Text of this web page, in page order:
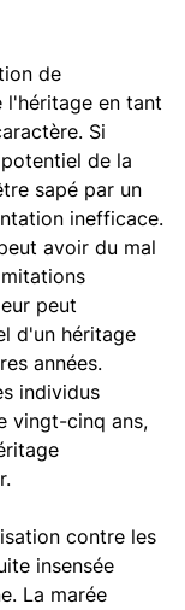
de
l'héritage en tant
Si
de la
sapé par un
inefficace.
avoir du mal
peut
d'un héritage
années.
individus
vingt-cinq ans,
contre les
insensée
La marée